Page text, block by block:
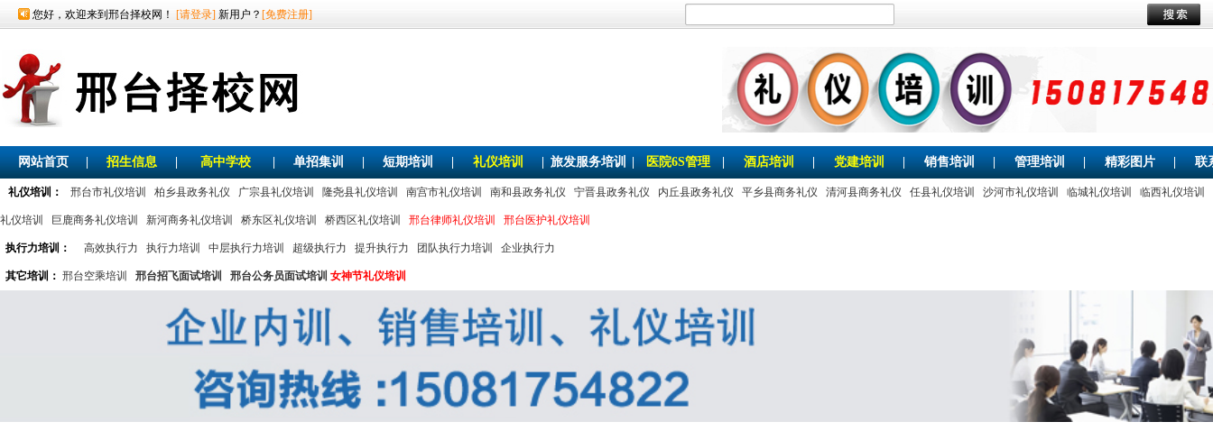
您好，欢迎来到邢台择校网！ [请登录] 新用户？ [免费注册]
网站首页 招生信息 高中学校 单招集训 短期培训 礼仪培训 旅发服务培训 医院6S管理 酒店培训 党建培训 销售培训 管理培训 精彩图片 联
礼仪培训： 邢台市礼仪培训 柏乡县政务礼仪 广宗县礼仪培训 隆尧县礼仪培训 南宫市礼仪培训 南和县政务礼仪 宁晋县政务礼仪 内丘县政务礼仪 平乡县商务礼仪 清河县商务礼仪 任县礼仪培训 沙河市礼仪培训 临城礼仪培训 临西礼仪培训
礼仪培训 巨鹿商务礼仪培训 新河商务礼仪培训 桥东区礼仪培训 桥西区礼仪培训 邢台律师礼仪培训 邢台医护礼仪培训
执行力培训： 高效执行力 执行力培训 中层执行力培训 超级执行力 提升执行力 团队执行力培训 企业执行力
其它培训： 邢台空乘培训 邢台招飞面试培训 邢台公务员面试培训 女神节礼仪培训